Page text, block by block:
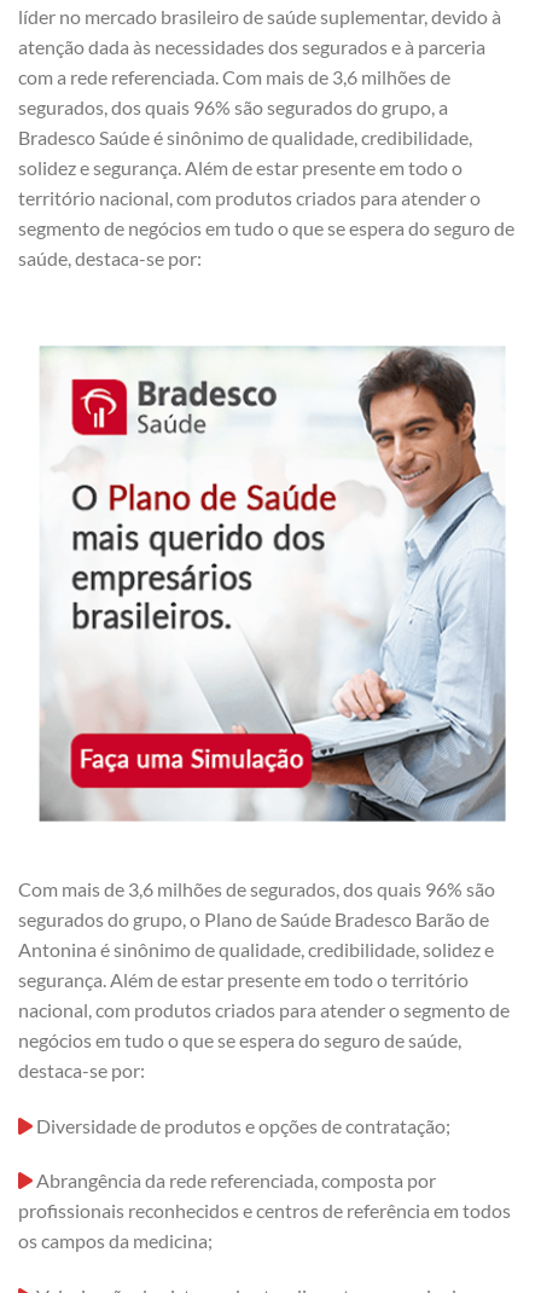
líder no mercado brasileiro de saúde suplementar, devido à
atenção dada às necessidades dos segurados e à parceria
com a rede referenciada. Com mais de 3,6 milhões de
segurados, dos quais 96% são segurados do grupo, a
Bradesco Saúde é sinônimo de qualidade, credibilidade,
solidez e segurança. Além de estar presente em todo o
território nacional, com produtos criados para atender o
segmento de negócios em tudo o que se espera do seguro de
saúde, destaca-se por:
Com mais de 3,6 milhões de segurados, dos quais 96% são
segurados do grupo, o Plano de Saúde Bradesco Barão de
Antonina é sinônimo de qualidade, credibilidade, solidez e
segurança. Além de estar presente em todo o território
nacional, com produtos criados para atender o segmento de
negócios em tudo o que se espera do seguro de saúde,
destaca-se por:
Diversidade de produtos e opções de contratação;
Abrangência da rede referenciada, composta por
profissionais reconhecidos e centros de referência em todos
os campos da medicina;